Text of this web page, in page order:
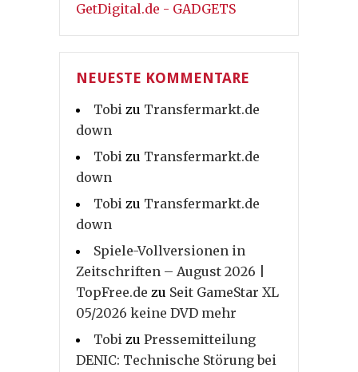
GetDigital.de - GADGETS
NEUESTE KOMMENTARE
Tobi zu Transfermarkt.de
down
Tobi zu Transfermarkt.de
down
Tobi zu Transfermarkt.de
down
Spiele-Vollversionen in
Zeitschriften – August 2026 |
TopFree.de zu Seit GameStar XL
05/2026 keine DVD mehr
Tobi zu Pressemitteilung
DENIC: Technische Störung bei